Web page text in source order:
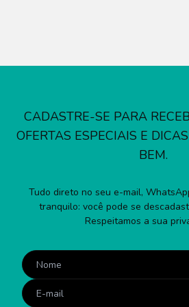
CADASTRE-SE PARA
OFERTAS ESPECIAIS E
BEM.
Tudo direto no seu e-mail,
tranquilo: você pode se
Respeitamos a sua